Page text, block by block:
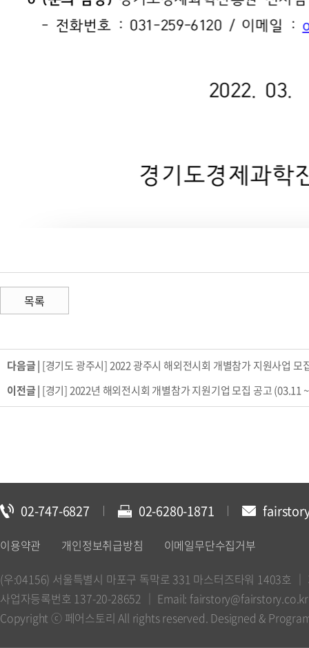
목록
다음글 | [경기도 광주시] 2022 광주시 해외전시회 개별참가 지원사업 모
이전글 | [경기] 2022년 해외전시회 개별참가 지원기업 모집 공고 (03.11
02-747-6827 02-6280-1871
이용약관 개인정보취급방침 이메일무단수집거부
(우:04156) 서울특별시 마포구 독막로 331 마스터즈타워 1403호
사업자등록번호 137-20-28652 ｜ Email:
Copyright ⓒ 페어스토리 All rights reserved. Designed &